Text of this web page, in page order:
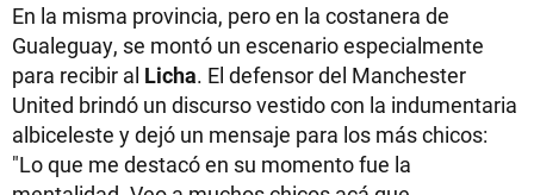
En la misma provincia, pero en la costanera de
Gualeguay, se montó un escenario especialmente
para recibir al Licha. El defensor del Manchester
United brindó un discurso vestido con la indumentaria
albiceleste y dejó un mensaje para los más chicos:
"Lo que me destacó en su momento fue la